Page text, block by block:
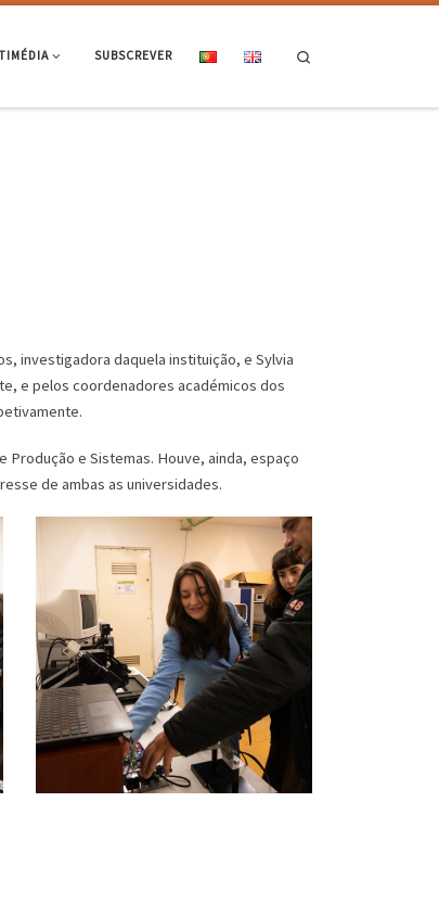
SUBSCREVER
investigadora daquela instituição, e Sylvia
e pelos coordenadores académicos dos
e Sistemas. Houve, ainda, espaço
de ambas as universidades.